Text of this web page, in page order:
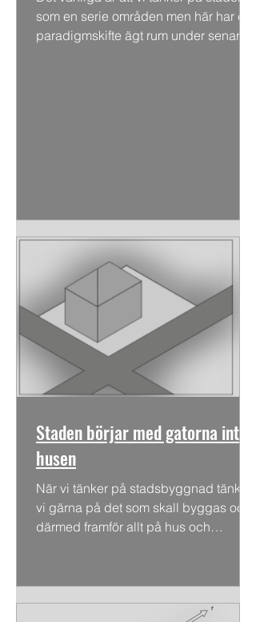
som en serie områden men här har ett
paradigmskifte ägt rum under senare
Staden börjar med gatorna inte
husen
När vi tänker på stadsbyggnad tänker
vi gärna på det som skall byggas och
därmed framför allt på hus och